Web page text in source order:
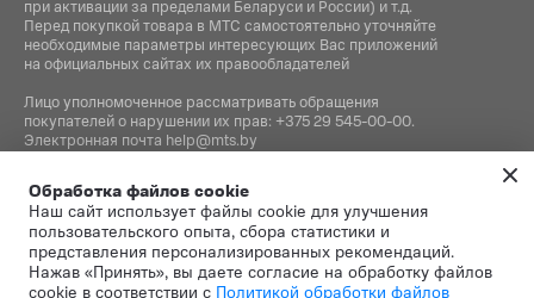
при активации за пределами Беларуси и России) и т.д.
Перед покупкой товара в МТС самостоятельно уточняйте
необходимые параметры интересующих Вас приложений
на официальных сайтах их правообладателей
Лицо уполномоченное рассматривать обращения
покупателей о нарушении их прав: +375 29 545-00-00.
Электронная почта help@mts.by
распорядительных органов по месту государственной
регистрации СООО «Мобильные ТелеСистемы»,
уполномоченных рассматривать обращения покупателей:
+375 17 215-14-65
Обработка файлов cookie
Наш сайт использует файлы cookie для улучшения
пользовательского опыта, сбора статистики и
представления персонализированных рекомендаций.
Нажав «Принять», вы даете согласие на обработку файлов
cookie в соответствии с Политикой обработки файлов